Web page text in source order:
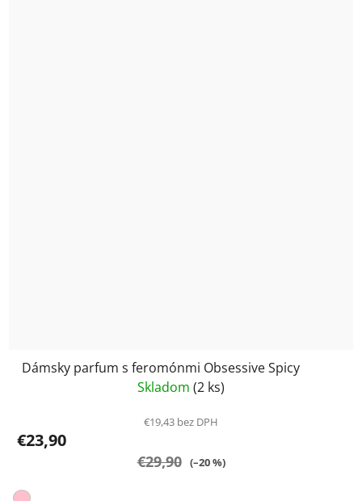
Dámsky parfum s feromónmi Obsessive Spicy
Skladom (2 ks)
€19,43 bez DPH
€23,90
€29,90 (–20 %)